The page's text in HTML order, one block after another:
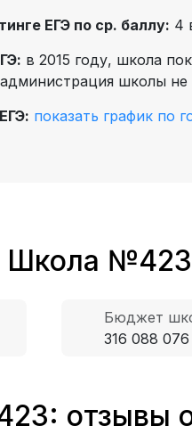
ЕГЭ по ср. баллу: 4
в 2015 году, школа
школы
показать график по
Школа №423
Бюджет
316 088 076
отзывы